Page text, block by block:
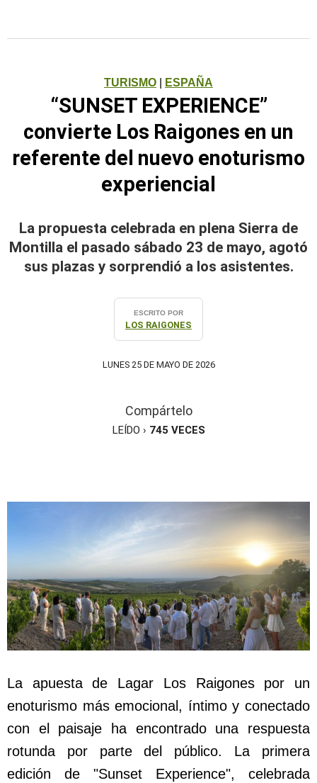
TURISMO ESPAÑA
“SUNSET EXPERIENCE”
convierte Los Raigones en un
referente del nuevo enoturismo
experiencial
La propuesta celebrada en plena Sierra de
Montilla el pasado sábado 23 de mayo, agotó
sus plazas y sorprendió a los asistentes.
ESCRITO POR
LOS RAIGONES
LUNES 25 DE MAYO DE 2026
Compártelo
LEÍDO › 745 VECES
La apuesta de Lagar Los Raigones por un
enoturismo más emocional, íntimo y conectado
con el paisaje ha encontrado una respuesta
rotunda por parte del público. La primera
edición de "Sunset Experience", celebrada